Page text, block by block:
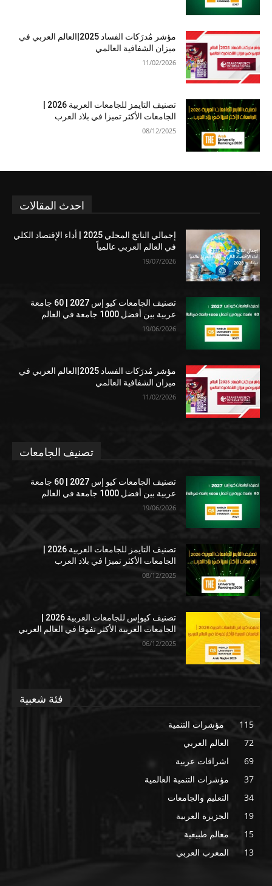
مؤشر مُدرَكات الفساد 2025|العالم العربي في
ميزان الشفافية العالمي
11/02/2026
الجامعات الأكثر تميزا في بلاد العرب
08/12/2025
احدث المقالات
إجمالي الناتج المحلي 2025 | أداء الإقتصاد الكلي
في العالم العربي عالمياً
19/07/2026
تصنيف الجامعات كيو إس 2027 | 60 جامعة
عربية بين أفضل 1000 جامعة في العالم
19/06/2026
مؤشر مُدرَكات الفساد 2025|العالم العربي في
ميزان الشفافية العالمي
11/02/2026
تصنيف الجامعات
تصنيف الجامعات كيو إس 2027 | 60 جامعة
عربية بين أفضل 1000 جامعة في العالم
19/06/2026
الجامعات الأكثر تميزا في بلاد العرب
08/12/2025
الجامعات العربية الأكثر تفوقا في العالم العربي
06/12/2025
فئة شعبية
مؤشرات التنمية
115
العالم العربي
72
اشراقات عربية
69
مؤشرات التنمية العالمية
37
التعليم والجامعات
34
الجزيرة العربية
19
معالم طبيعية
15
المغرب العربي
13